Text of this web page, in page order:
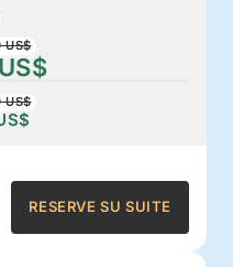
US$
US$
RESERVE SU SUITE